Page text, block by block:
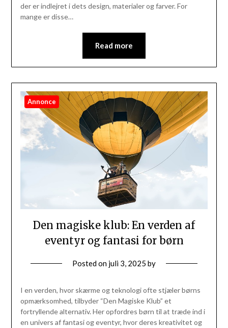
der er indlejret i dets design, materialer og farver. For
mange er disse…
Read more
Annonce
Den magiske klub: En verden af
eventyr og fantasi for børn
Posted on juli 3, 2025 by
I en verden, hvor skærme og teknologi ofte stjæler børns
opmærksomhed, tilbyder “Den Magiske Klub” et
fortryllende alternativ. Her opfordres børn til at træde ind i
en univers af fantasi og eventyr, hvor deres kreativitet og